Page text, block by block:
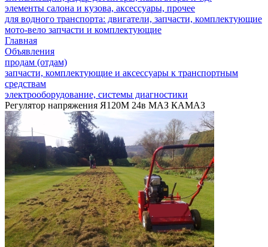
элементы салона и кузова, аксессуары, прочее
для водного транспорта: двигатели, запчасти, комплектующие
мото-вело запчасти и комплектующие
Главная
Объявления
продам (отдам)
запчасти, комплектующие и аксессуары к транспортным
средствам
электрооборудование, системы диагностики
Регулятор напряжения Я120М 24в МАЗ КАМАЗ